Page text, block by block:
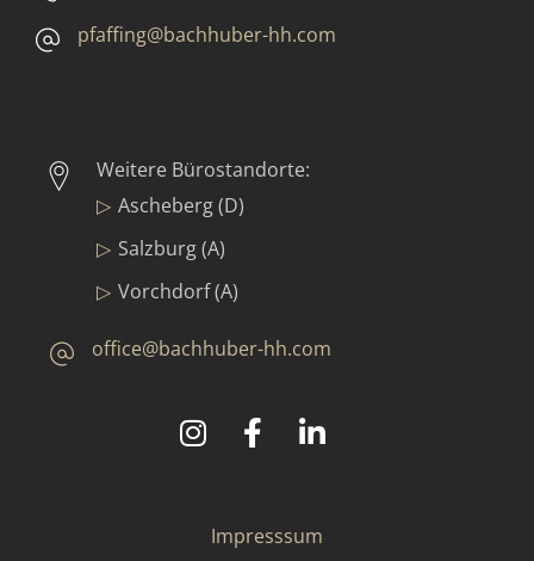
pfaffing@bachhuber-hh.com
Weitere Bürostandorte:
Ascheberg (D)
Salzburg (A)
Vorchdorf (A)
office@bachhuber-hh.com
Bachhuber Contract GmbH & Co. KG
Impresssum